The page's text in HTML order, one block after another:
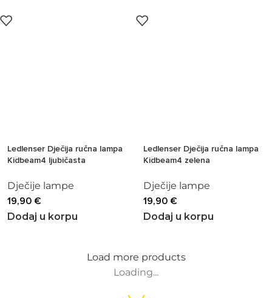
Ledlenser Dječija ručna lampa
Kidbeam4 ljubičasta
Dječije lampe
19,90 €
Dodaj u korpu
Ledlenser Dječija ručna lampa
Kidbeam4 zelena
Dječije lampe
19,90 €
Dodaj u korpu
Load more products
Loading...